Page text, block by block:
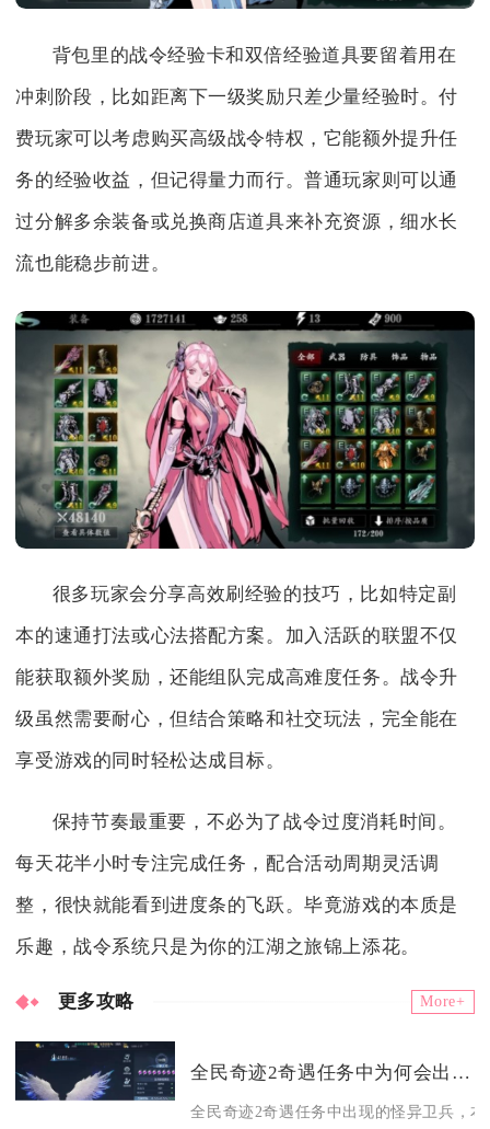
背包里的战令经验卡和双倍经验道具要留着用在
冲刺阶段，比如距离下一级奖励只差少量经验时。付
费玩家可以考虑购买高级战令特权，它能额外提升任
务的经验收益，但记得量力而行。普通玩家则可以通
过分解多余装备或兑换商店道具来补充资源，细水长
流也能稳步前进。
很多玩家会分享高效刷经验的技巧，比如特定副
本的速通打法或心法搭配方案。加入活跃的联盟不仅
能获取额外奖励，还能组队完成高难度任务。战令升
级虽然需要耐心，但结合策略和社交玩法，完全能在
享受游戏的同时轻松达成目标。
保持节奏最重要，不必为了战令过度消耗时间。
每天花半小时专注完成任务，配合活动周期灵活调
整，很快就能看到进度条的飞跃。毕竟游戏的本质是
乐趣，战令系统只是为你的江湖之旅锦上添花。
更多攻略 More+
全民奇迹2奇遇任务中为何会出现怪异的卫兵
全民奇迹2奇遇任务中出现的怪异卫兵，